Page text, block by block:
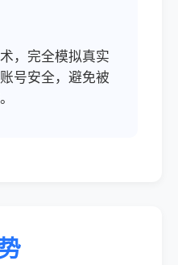
，完全模拟真实
号安全，避免被